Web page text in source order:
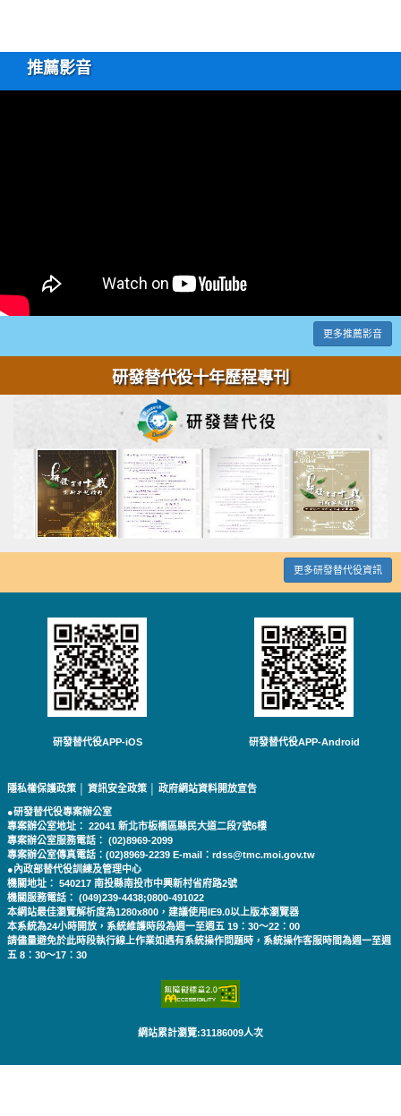
推薦影音
更多推薦影音
研發替代役十年歷程專刊
更多研發替代役資訊
研發替代役APP-iOS 研發替代役APP-Android
隱私權保護政策 資訊安全政策 政府網站資料開放宣告
●研發替代役專案辦公室
專案辦公室地址： 22041 新北市板橋區縣民大道二段7號6樓
專案辦公室服務電話： (02)8969-2099
專案辦公室傳真電話：(02)8969-2239 E-mail：rdss@tmc.moi.gov.tw
●內政部替代役訓練及管理中心
機關地址： 540217 南投縣南投市中興新村省府路2號
機關服務電話： (049)239-4438;0800-491022
本網站最佳瀏覽解析度為1280x800，建議使用IE9.0以上版本瀏覽器
本系統為24小時開放，系統維護時段為週一至週五 19：30～22：00
請儘量避免於此時段執行線上作業如遇有系統操作問題時，系統操作客服時間為週一至週
五 8：30～17：30
網站累計瀏覽:31186009人次